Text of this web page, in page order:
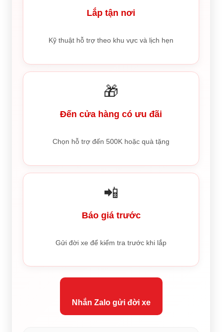
Lắp tận nơi
Kỹ thuật hỗ trợ theo khu vực và lịch hẹn
🎁
Đến cửa hàng có ưu đãi
Chọn hỗ trợ đến 500K hoặc quà tặng
📲
Báo giá trước
Gửi đời xe để kiểm tra trước khi lắp
Nhắn Zalo gửi đời xe